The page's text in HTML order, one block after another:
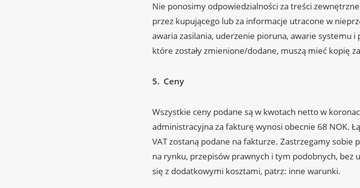
Nie ponosimy odpowiedzialności za treści
przez kupującego lub za informacje utracone w
awaria zasilania, uderzenie pioruna, awarie systemu
które zostały zmienione/dodane, muszą mieć kopię
5. Ceny
Wszystkie ceny podane są w kwotach netto w
administracyjna za fakturę wynosi obecnie 68 NOK.
VAT zostaną podane na fakturze. Zastrzegamy sobie
na rynku, przepisów prawnych i tym podobnych, bez
się z dodatkowymi kosztami, patrz: inne warunki.